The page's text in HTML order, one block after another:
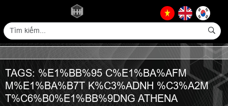
TAGS: %E1%BB%95 C%E1%BA%AFM
M%E1%BA%B7T K%C3%ADNH %C3%A2M
T%C6%B0%E1%BB%9DNG ATHENA